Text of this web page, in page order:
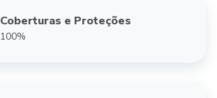
Coberturas e Proteções
100%